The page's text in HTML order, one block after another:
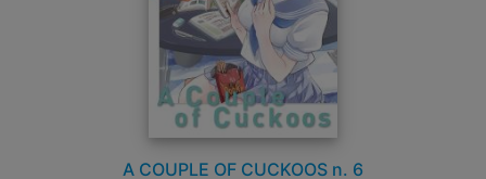
A COUPLE OF CUCKOOS n. 6